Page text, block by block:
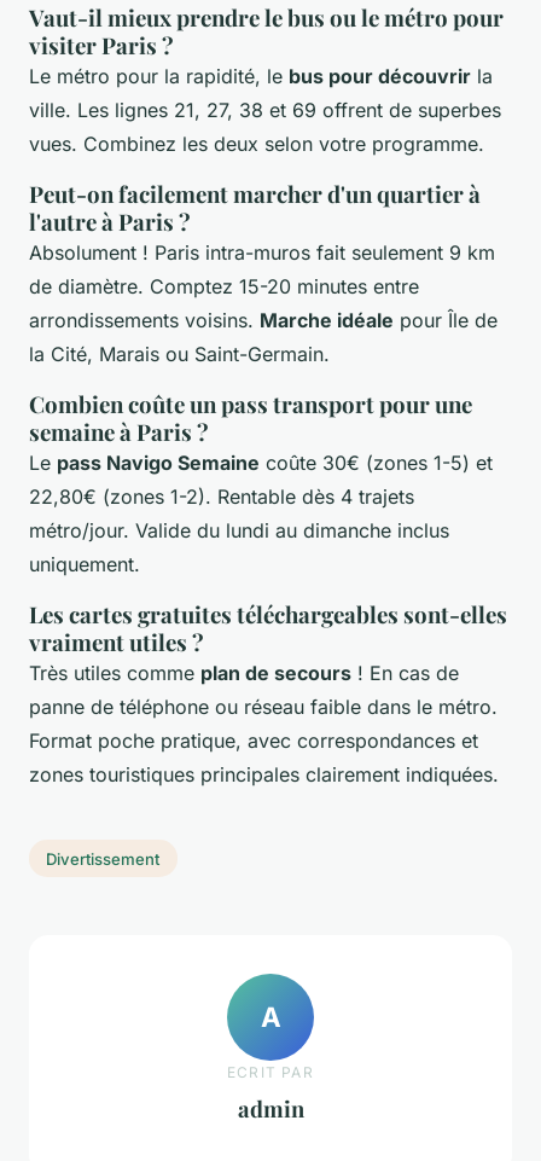
Vaut-il mieux prendre le bus ou le métro pour
visiter Paris ?
Le métro pour la rapidité, le bus pour découvrir la
ville. Les lignes 21, 27, 38 et 69 offrent de superbes
vues. Combinez les deux selon votre programme.
Peut-on facilement marcher d'un quartier à
l'autre à Paris ?
Absolument ! Paris intra-muros fait seulement 9 km
de diamètre. Comptez 15-20 minutes entre
arrondissements voisins. Marche idéale pour Île de
la Cité, Marais ou Saint-Germain.
Combien coûte un pass transport pour une
semaine à Paris ?
Le pass Navigo Semaine coûte 30€ (zones 1-5) et
22,80€ (zones 1-2). Rentable dès 4 trajets
métro/jour. Valide du lundi au dimanche inclus
uniquement.
Les cartes gratuites téléchargeables sont-elles
vraiment utiles ?
Très utiles comme plan de secours ! En cas de
panne de téléphone ou réseau faible dans le métro.
Format poche pratique, avec correspondances et
zones touristiques principales clairement indiquées.
Divertissement
A
ECRIT PAR
admin